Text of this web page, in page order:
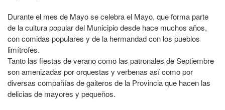
Durante el mes de Mayo se celebra el Mayo, que forma parte
de la cultura popular del Municipio desde hace muchos años,
con comidas populares y de la hermandad con los pueblos
limítrofes.
Tanto las fiestas de verano como las patronales de Septiembre
son amenizadas por orquestas y verbenas así como por
diversas compañías de gaiteros de la Provincia que hacen las
delicias de mayores y pequeños.